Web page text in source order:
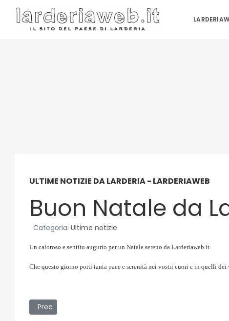
ULTIME NOTIZIE DA LARDERIA - LARDERIAWEB
Buon Natale da
Categoria: Ultime notizie
Un caloroso e sentito augurio per un Natale sereno da Larderiaweb.it.
Che questo giorno porti tanta pace e serenità nei vostri cuori e in quelli dei
Articolo precedente: NATALE CAPODANNO LA RABBIA
Prec